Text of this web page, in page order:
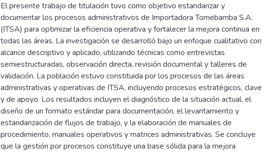
El presente trabajo de titulación tuvo como objetivo estandarizar y
documentar los procesos administrativos de Importadora Tomebamba S.A.
(ITSA) para optimizar la eficiencia operativa y fortalecer la mejora continua en
todas las áreas. La investigación se desarrolló bajo un enfoque cualitativo con
alcance descriptivo y aplicado, utilizando técnicas como entrevistas
semiestructuradas, observación directa, revisión documental y talleres de
validación. La población estuvo constituida por los procesos de las áreas
administrativas y operativas de ITSA, incluyendo procesos estratégicos, clave
y de apoyo. Los resultados incluyen el diagnóstico de la situación actual, el
diseño de un formato estándar para documentación, el levantamiento y
estandarización de flujos de trabajo, y la elaboración de manuales de
procedimiento, manuales operativos y matrices administrativas. Se concluye
que la gestión por procesos constituye una base sólida para la mejora